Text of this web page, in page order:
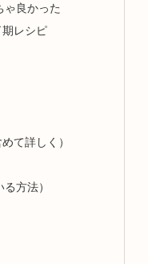
ゃ良かった
レシピ
て詳しく）
方法）